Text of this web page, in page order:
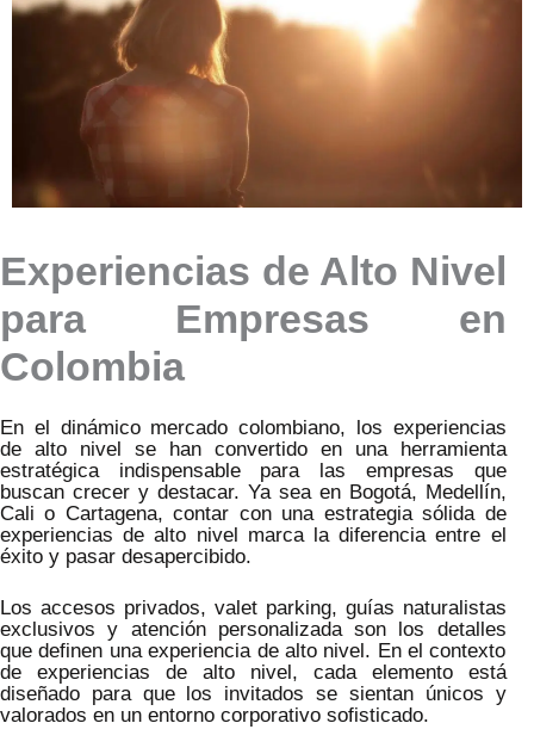
Experiencias de Alto Nivel
para Empresas en
Colombia
En el dinámico mercado colombiano, los experiencias
de alto nivel se han convertido en una herramienta
estratégica indispensable para las empresas que
buscan crecer y destacar. Ya sea en Bogotá, Medellín,
Cali o Cartagena, contar con una estrategia sólida de
experiencias de alto nivel marca la diferencia entre el
éxito y pasar desapercibido.
Los accesos privados, valet parking, guías naturalistas
exclusivos y atención personalizada son los detalles
que definen una experiencia de alto nivel. En el contexto
de experiencias de alto nivel, cada elemento está
diseñado para que los invitados se sientan únicos y
valorados en un entorno corporativo sofisticado.